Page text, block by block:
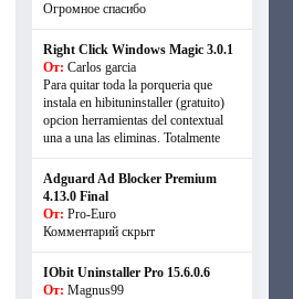
Огромное спасибо
Right Click Windows Magic 3.0.1
От: Carlos garcia
Para quitar toda la porqueria que
instala en hibituninstaller (gratuito)
opcion herramientas del contextual
una a una las eliminas. Totalmente
Adguard Ad Blocker Premium
4.13.0 Final
От: Pro-Euro
Комментарий скрыт
IObit Uninstaller Pro 15.6.0.6
От: Magnus99